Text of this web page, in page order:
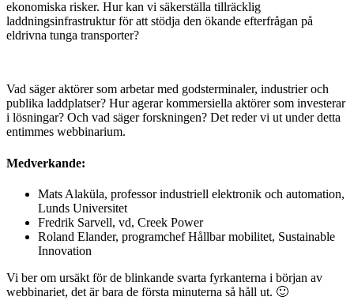
ekonomiska risker. Hur kan vi säkerställa tillräcklig
laddningsinfrastruktur för att stödja den ökande efterfrågan på
eldrivna tunga transporter?
Vad säger aktörer som arbetar med godsterminaler, industrier och
publika laddplatser? Hur agerar kommersiella aktörer som investerar
i lösningar? Och vad säger forskningen? Det reder vi ut under detta
entimmes webbinarium.
Medverkande:
Mats Alaküla, professor industriell elektronik och automation,
Lunds Universitet
Fredrik Sarvell, vd, Creek Power
Roland Elander, programchef Hållbar mobilitet, Sustainable
Innovation
Vi ber om ursäkt för de blinkande svarta fyrkanterna i början av
webbinariet, det är bara de första minuterna så håll ut. 🙂